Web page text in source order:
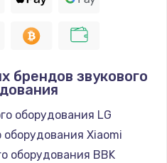
руб.
модуля
руб.
брендов звукового
оборудования LG
оборудования Xiaomi
оборудования BBK